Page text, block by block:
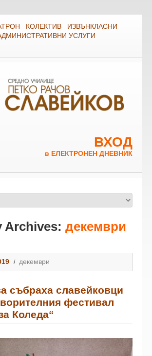
КОЛЕКТИВ
ИЗВЪНКЛАСНИ
УСЛУГИ
ВХОД
в ЕЛЕКТРОНЕН ДНЕВНИК
Archives: декември
декември
събраха славейковци
фестивал
Коледа“